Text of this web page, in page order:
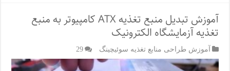
آموزش تبدیل منبع تغذیه ATX کامپیوتر به منبع
تغذیه آزمایشگاه الکترونیک
آموزش طراحی منابع تغذیه سوئیچینگ 29